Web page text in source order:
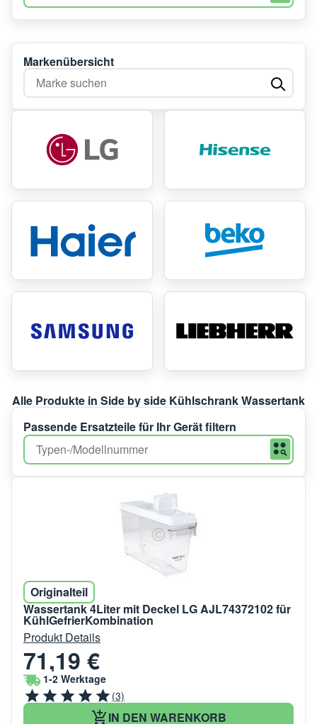
Markenübersicht
Marke suchen
Alle Produkte in Side by side Kühlschrank Wassertank
Passende Ersatzteile für Ihr Gerät filtern
Originalteil
Wassertank 4Liter mit Deckel LG AJL74372102 für
KühlGefrierKombination
Produkt Details
71,19 €
1-2 Werktage
(3)
IN DEN WARENKORB